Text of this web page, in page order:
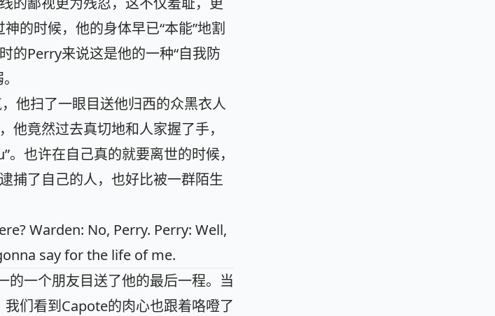
的时候，他的身体早已“本能”地割
的Perry来说这是他的一种“自我防
他扫了一眼目送他归西的众黑衣人
他竟然过去真切地和人家握了手，
也许在自己真的就要离世的时候，
捕了自己的人，也好比被一群陌生
Warden: No, Perry. Perry: Well,
say for the life of me.
的一个朋友目送了他的最后一程。当
们看到Capote的肉心也跟着咯噔了